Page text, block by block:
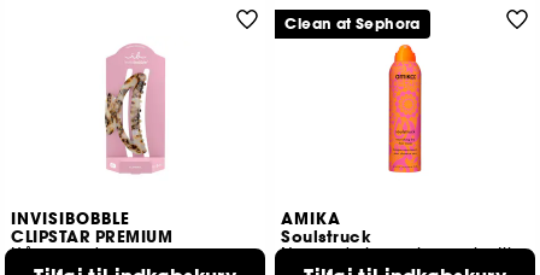
INVISIBOBBLE
CLIPSTAR PREMIUM
Hårspænde
AMIKA
Soulstruck
Nærende leave-in-maske til tørt hår
Clean at Sephora